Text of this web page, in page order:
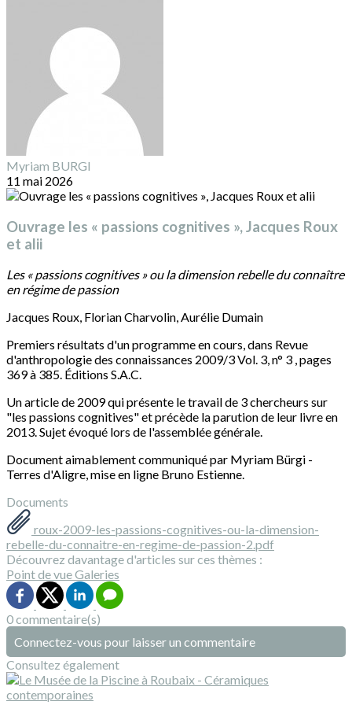
Myriam BURGI
11 mai 2026
Ouvrage les « passions cognitives », Jacques Roux
et alii
Les « passions cognitives » ou la dimension rebelle du connaître
en régime de passion
Jacques Roux, Florian Charvolin, Aurélie Dumain
Premiers résultats d'un programme en cours, dans Revue
d'anthropologie des connaissances 2009/3 Vol. 3, n° 3 , pages
369 à 385. Éditions S.A.C.
Un article de 2009 qui présente le travail de 3 chercheurs sur
"les passions cognitives" et précède la parution de leur livre en
2013. Sujet évoqué lors de l'assemblée générale.
Document aimablement communiqué par Myriam Bürgi -
Terres d'Aligre, mise en ligne Bruno Estienne.
Documents
roux-2009-les-passions-cognitives-ou-la-dimension-
rebelle-du-connaitre-en-regime-de-passion-2.pdf
Découvrez davantage d'articles sur ces thèmes :
Point de vueGaleries
0 commentaire(s)
Connectez-vous pour laisser un commentaire
Consultez également